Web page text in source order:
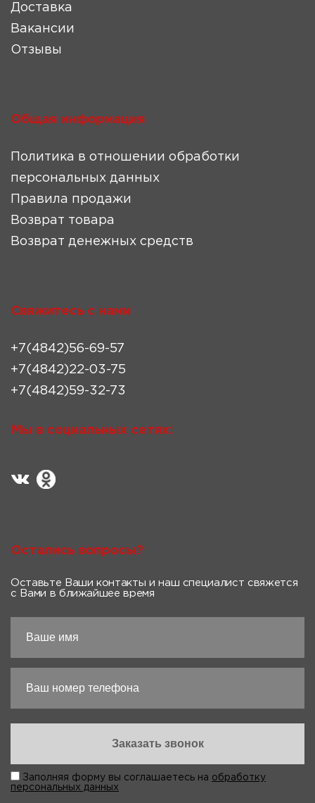
Доставка
Вакансии
Отзывы
Общая информация
Политика в отношении обработки
персональных данных
Правила продажи
Возврат товара
Возврат денежных средств
Свяжитесь с нами
+7(4842)56-69-57
+7(4842)22-03-75
+7(4842)59-32-73
Мы в социальных сетях:
Остались вопросы?
Оставьте Ваши контакты и наш специалист свяжется
с Вами в ближайшее время
Заполняя форму вы соглашаетесь на обработку
персональных данных